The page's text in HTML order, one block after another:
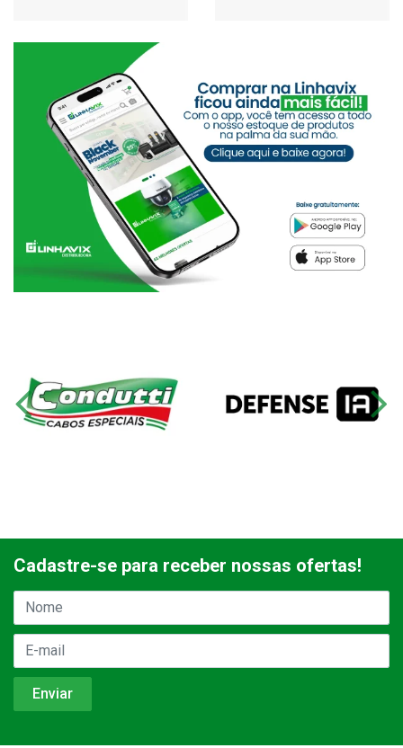
Cadastre-se para receber nossas ofertas!